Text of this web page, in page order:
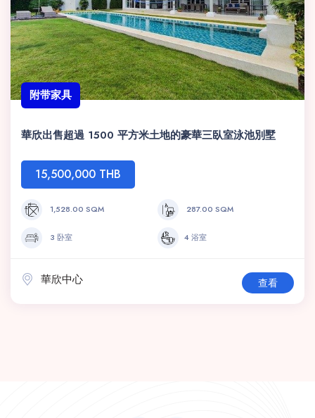
附带家具
華欣出售超過 1500 平方米土地的豪華三臥室泳池別墅
15,500,000 THB
1,528.00 SQM 287.00 SQM
3 卧室 4 浴室
華欣中心 查看